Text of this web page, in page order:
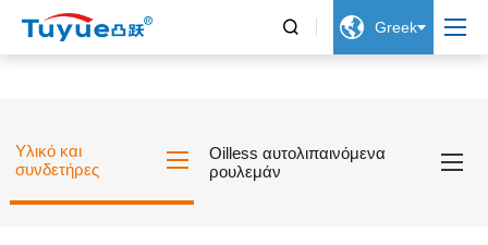
  Greek
Υλικό και
συνδετήρες
Oilless αυτολιπαινόμενα
ρουλεμάν